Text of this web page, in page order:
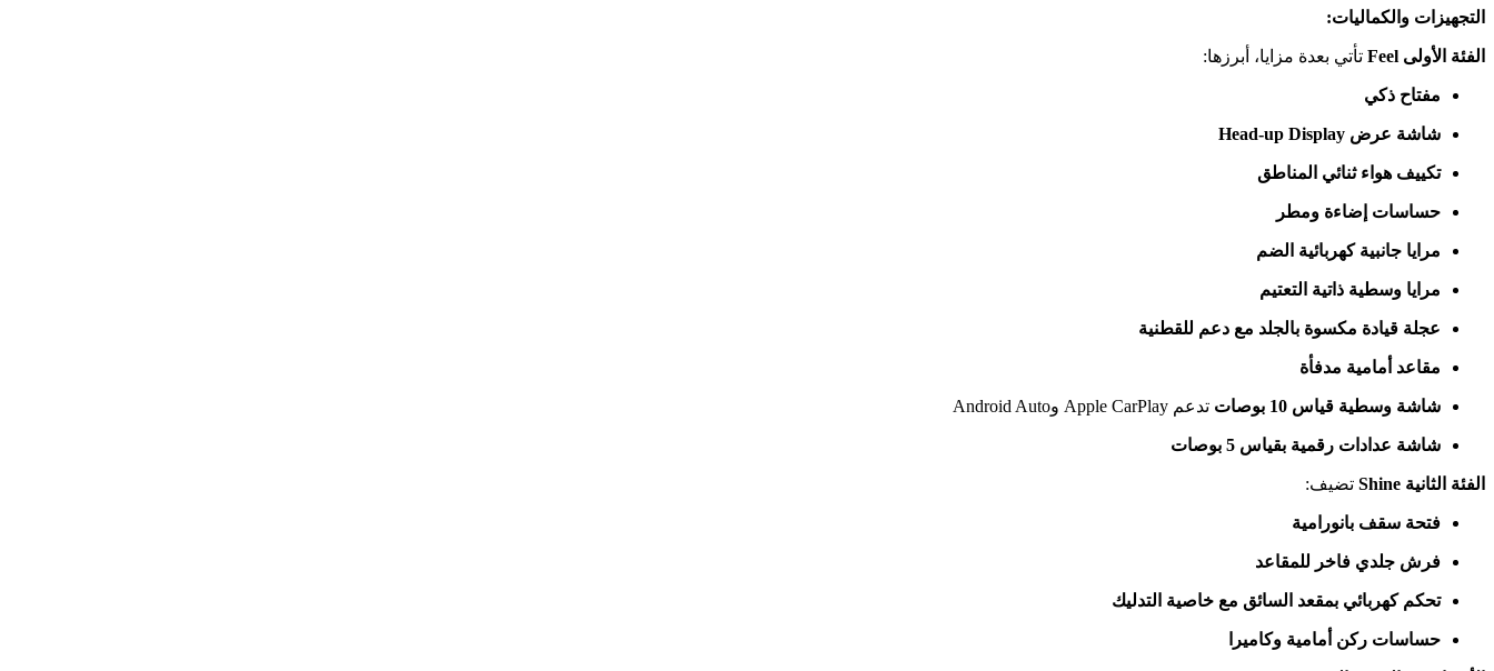
التجهيزات والكماليات:
الفئة الأولى Feel تأتي بعدة مزايا، أبرزها:
مفتاح ذكي
شاشة عرض Head-up Display
تكييف هواء ثنائي المناطق
حساسات إضاءة ومطر
مرايا جانبية كهربائية الضم
مرايا وسطية ذاتية التعتيم
عجلة قيادة مكسوة بالجلد مع دعم للقطنية
مقاعد أمامية مدفأة
شاشة وسطية قياس 10 بوصات تدعم Apple CarPlay وAndroid Auto
شاشة عدادات رقمية بقياس 5 بوصات
الفئة الثانية Shine تضيف:
فتحة سقف بانورامية
فرش جلدي فاخر للمقاعد
تحكم كهربائي بمقعد السائق مع خاصية التدليك
حساسات ركن أمامية وكاميرا